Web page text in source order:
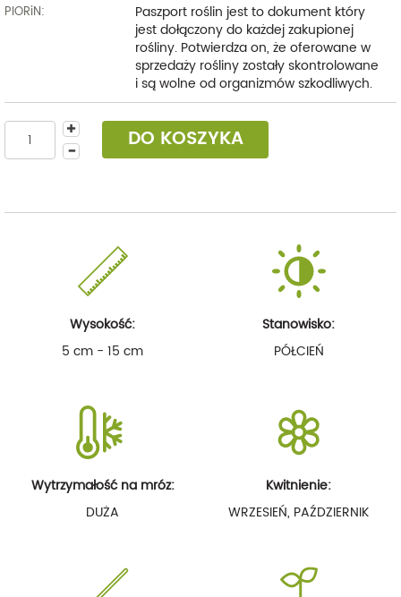
PIORiN:
Paszport roślin jest to dokument który
jest dołączony do każdej zakupionej
rośliny. Potwierdza on, że oferowane w
sprzedaży rośliny zostały skontrolowane
i są wolne od organizmów szkodliwych.
DO KOSZYKA
Wysokość:
5 cm - 15 cm
Stanowisko:
PÓŁCIEŃ
Wytrzymałość na mróz:
DUŻA
Kwitnienie:
WRZESIEŃ, PAŹDZIERNIK